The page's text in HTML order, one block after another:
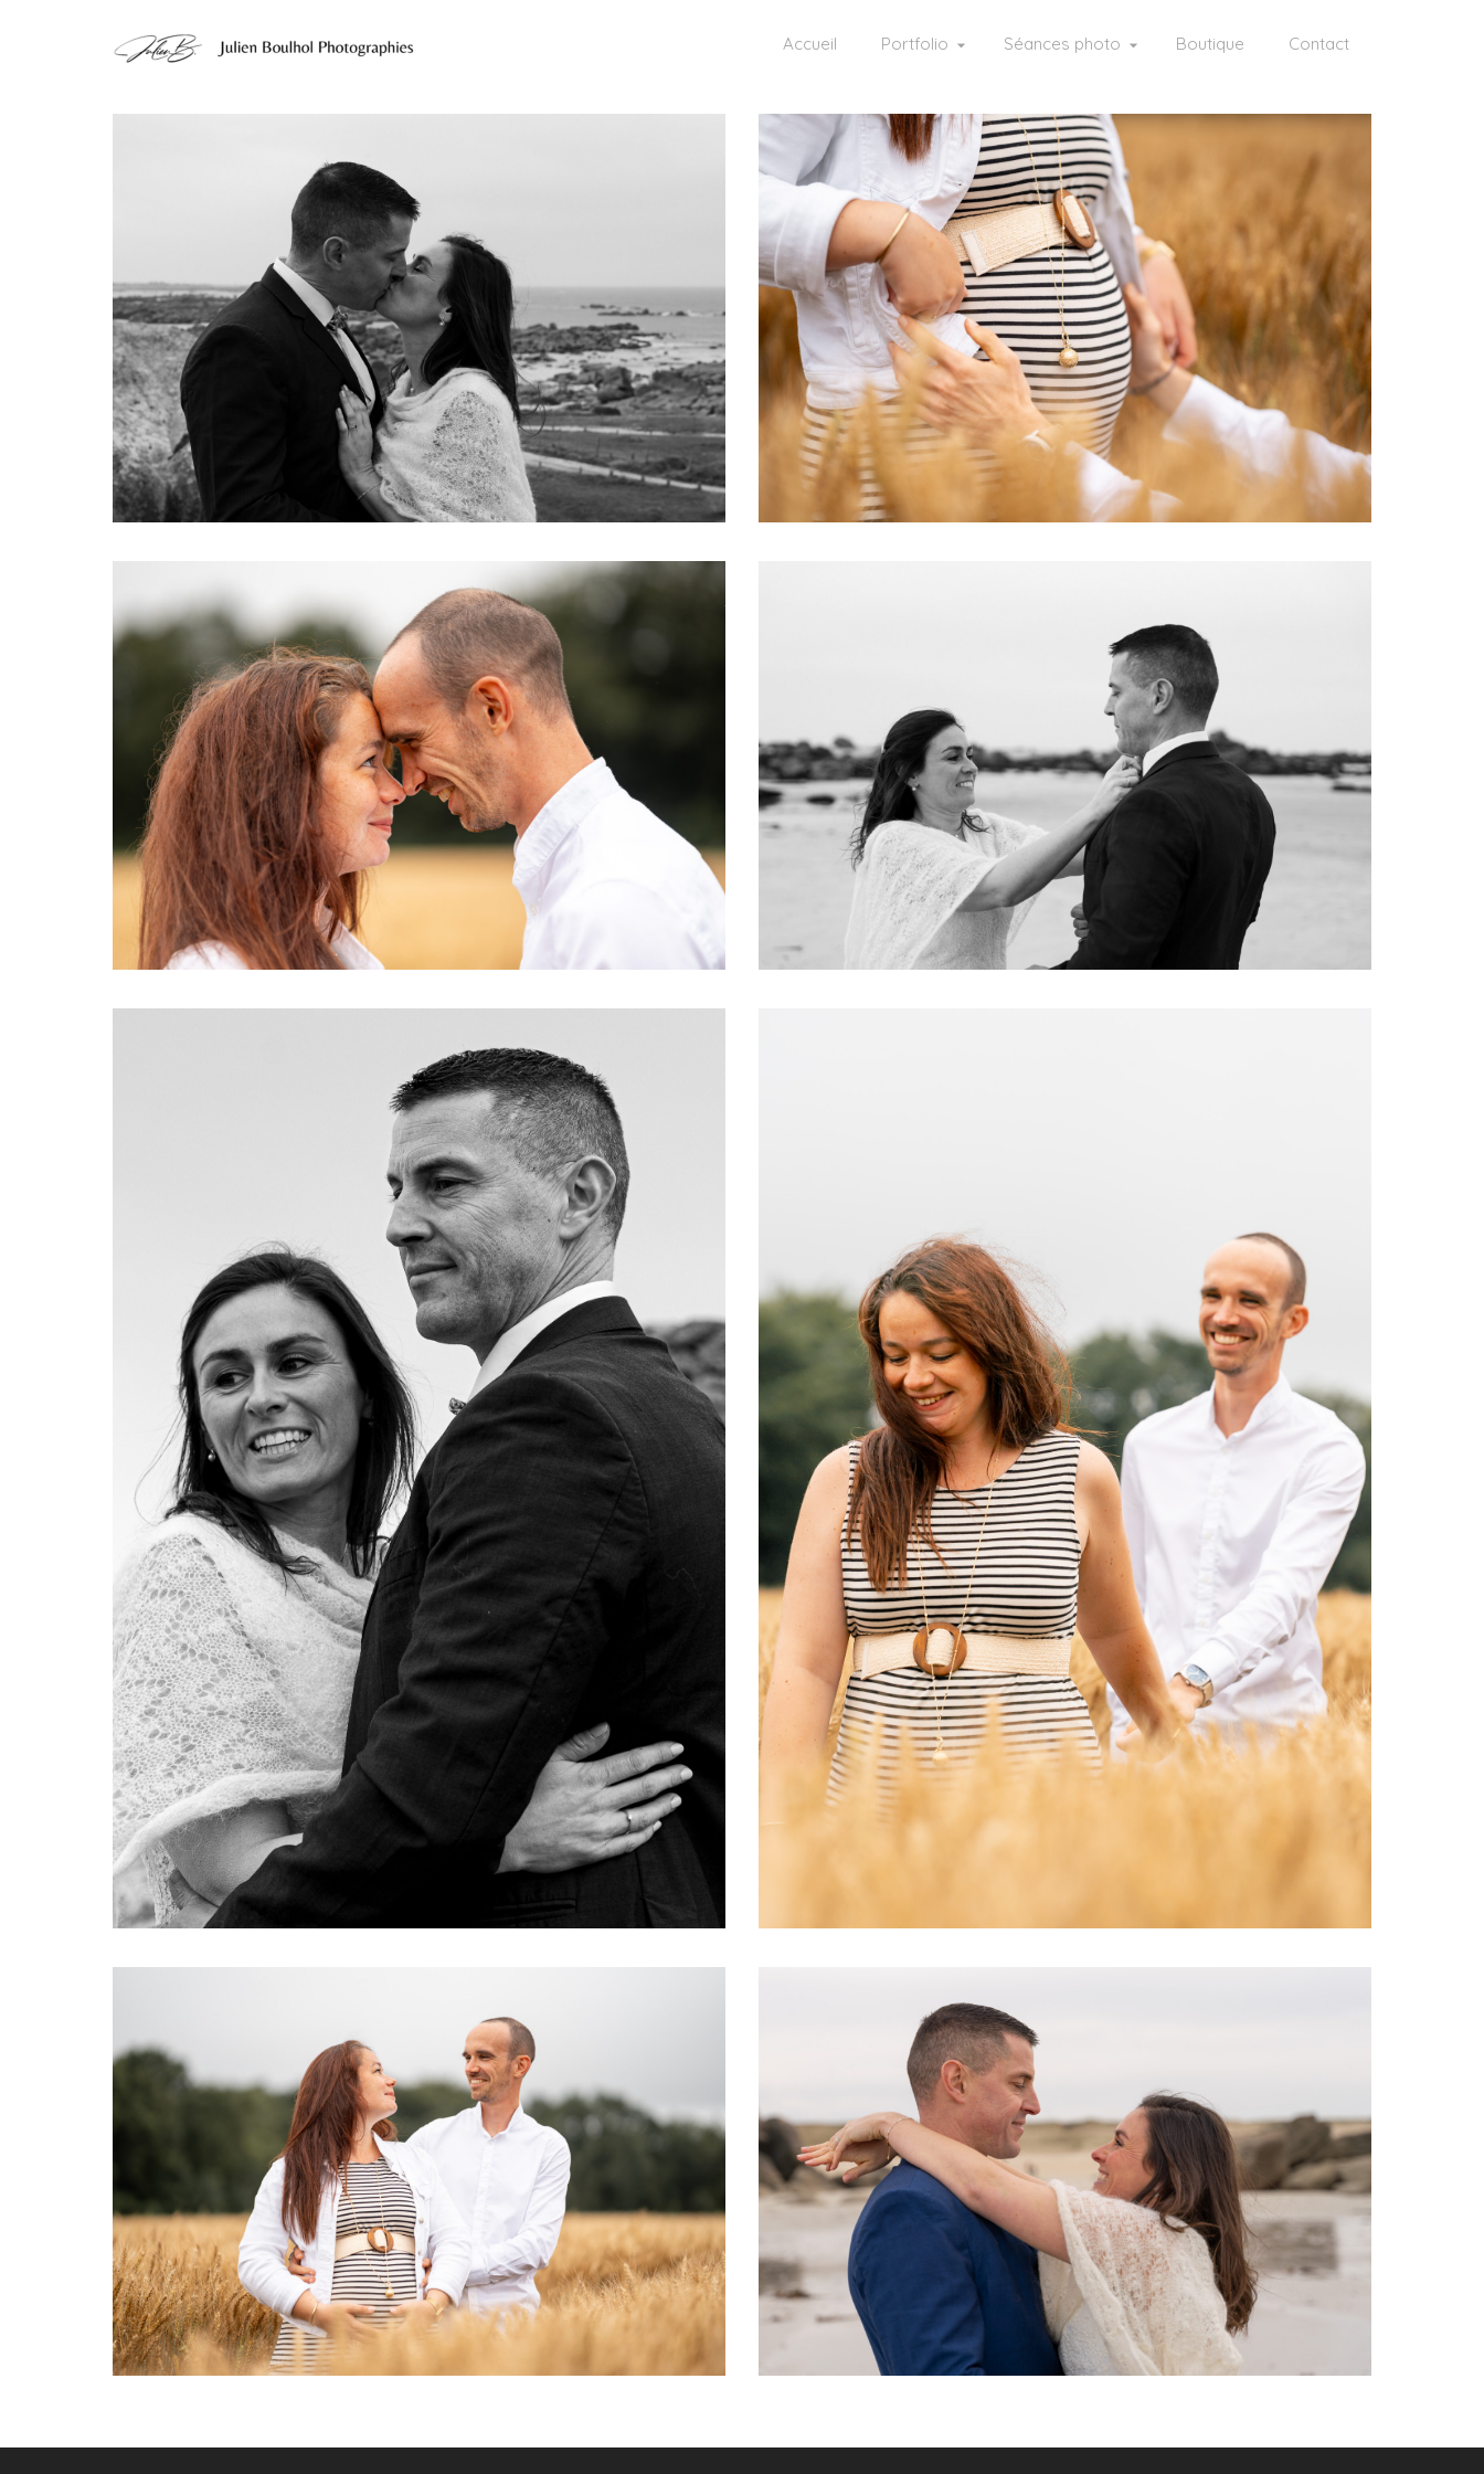
Accueil Portfolio Séances photo Boutique Contact